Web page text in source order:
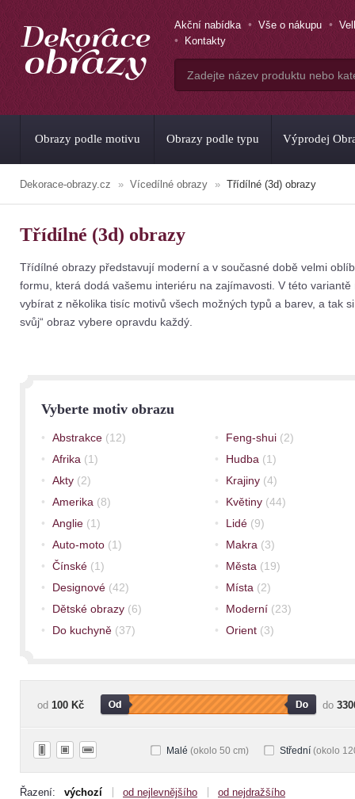
Akční nabídka Vše o nákupu
Kontakty
Obrazy podle motivu Obrazy podle typu Výprodej
Dekorace-obrazy.cz Vícedílné obrazy Třídílné (3d) obrazy
Třídílné (3d) obrazy
Třídílné obrazy představují moderní a v současné době velmi
formu, která dodá vašemu interiéru na zajímavosti. V této variantě
vybírat z několika tisíc motivů všech možných typů a barev, a tak si
svůj“ obraz vybere opravdu každý.
Vyberte motiv obrazu
Abstrakce (12)
Afrika (1)
Akty (2)
Amerika (8)
Anglie (1)
Auto-moto (1)
Čínské (1)
Designové (42)
Dětské obrazy (6)
Do kuchyně (37)
Feng-shui (2)
Hudba (1)
Krajiny (4)
Květiny (44)
Lidé (9)
Makra (3)
Města (19)
Místa (2)
Moderní (23)
Orient (3)
od 100 Kč do
Malé (okolo 50 cm) Střední (okolo
Řazení: výchozí od nejlevnějšího od nejdražšího